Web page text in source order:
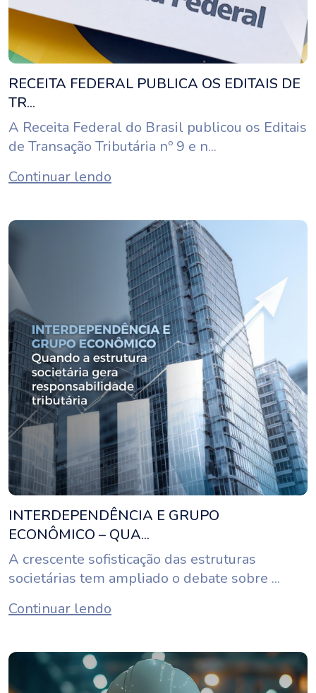
RECEITA FEDERAL PUBLICA OS EDITAIS DE
TR...
A Receita Federal do Brasil publicou os Editais
de Transação Tributária nº 9 e n...
Continuar lendo
INTERDEPENDÊNCIA E GRUPO
ECONÔMICO – QUA...
A crescente sofisticação das estruturas
societárias tem ampliado o debate sobre ...
Continuar lendo